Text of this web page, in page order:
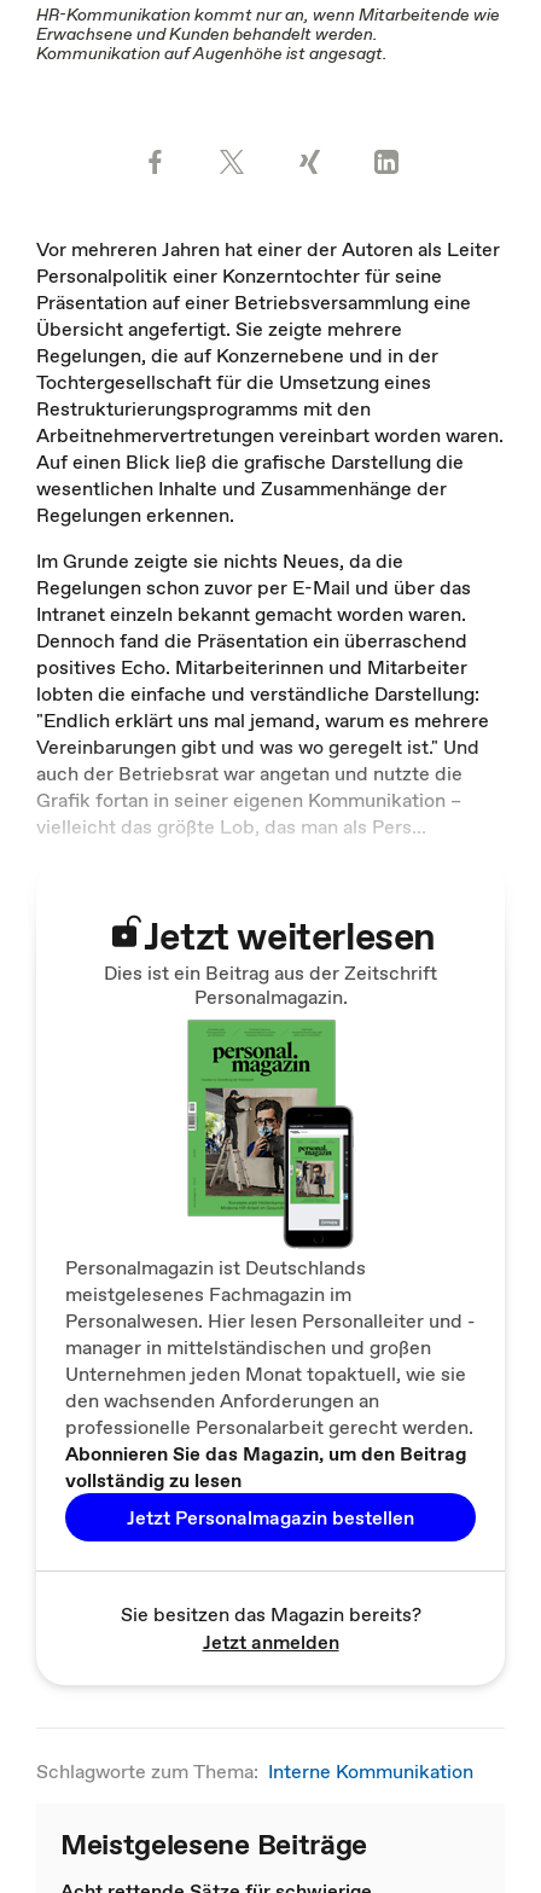
HR-Kommunikation kommt nur an, wenn Mitarbeitende wie
Erwachsene und Kunden behandelt werden.
Kommunikation auf Augenhöhe ist angesagt.
Vor mehreren Jahren hat einer der Autoren als Leiter
Personalpolitik einer Konzerntochter für seine
Präsentation auf einer Betriebsversammlung eine
Übersicht angefertigt. Sie zeigte mehrere
Regelungen, die auf Konzernebene und in der
Tochtergesellschaft für die Umsetzung eines
Restrukturierungsprogramms mit den
Arbeitnehmervertretungen vereinbart worden waren.
Auf einen Blick ließ die grafische Darstellung die
wesentlichen Inhalte und Zusammenhänge der
Regelungen erkennen.
Im Grunde zeigte sie nichts Neues, da die
Regelungen schon zuvor per E-Mail und über das
Intranet einzeln bekannt gemacht worden waren.
Dennoch fand die Präsentation ein überraschend
positives Echo. Mitarbeiterinnen und Mitarbeiter
lobten die einfache und verständliche Darstellung:
"Endlich erklärt uns mal jemand, warum es mehrere
Vereinbarungen gibt und was wo geregelt ist." Und
auch der Betriebsrat war angetan und nutzte die
Grafik fortan in seiner eigenen Kommunikation –
vielleicht das größte Lob, das man als Pers...
Jetzt weiterlesen
Dies ist ein Beitrag aus der Zeitschrift
Personalmagazin.
Personalmagazin ist Deutschlands
meistgelesenes Fachmagazin im
Personalwesen. Hier lesen Personalleiter und -
manager in mittelständischen und großen
Unternehmen jeden Monat topaktuell, wie sie
den wachsenden Anforderungen an
professionelle Personalarbeit gerecht werden.
Abonnieren Sie das Magazin, um den Beitrag
vollständig zu lesen
Jetzt Personalmagazin bestellen
Sie besitzen das Magazin bereits?
Jetzt anmelden
Schlagworte zum Thema: Interne Kommunikation
Meistgelesene Beiträge